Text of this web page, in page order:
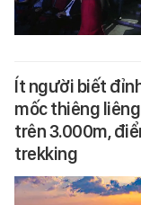
Ít người biết
mốc thiêng
trên 3.000m,
trekking